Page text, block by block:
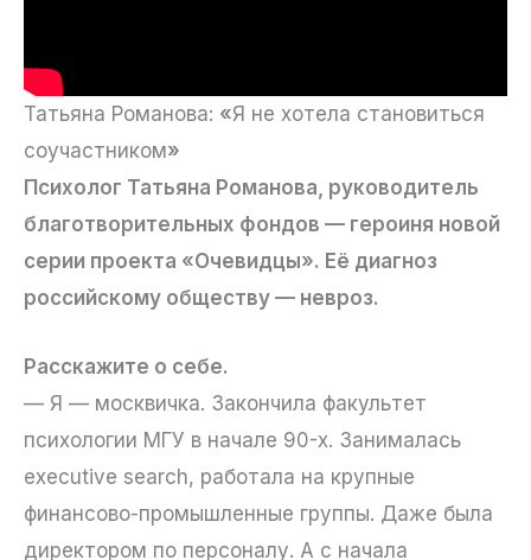
Татьяна Романова: «Я не хотела становиться
соучастником»
Психолог Татьяна Романова, руководитель
благотворительных фондов — героиня новой
серии проекта «Очевидцы». Её диагноз
российскому обществу — невроз.
Расскажите о себе.
— Я — москвичка. Закончила факультет
психологии МГУ в начале 90-х. Занималась
executive search, работала на крупные
финансово-промышленные группы. Даже была
директором по персоналу. А с начала